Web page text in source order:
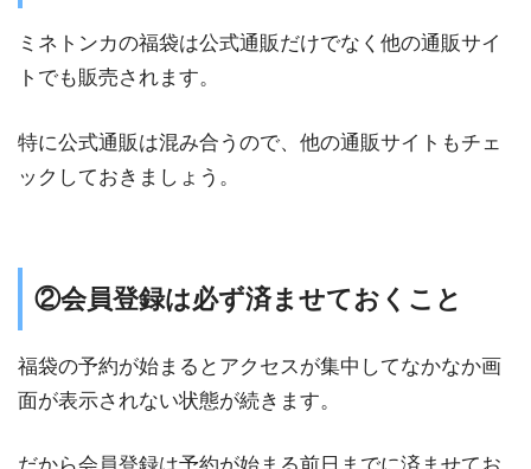
ミネトンカの福袋は公式通販だけでなく他の通販サイ
トでも販売されます。
特に公式通販は混み合うので、他の通販サイトもチェ
ックしておきましょう。
②会員登録は必ず済ませておくこと
福袋の予約が始まるとアクセスが集中してなかなか画
面が表示されない状態が続きます。